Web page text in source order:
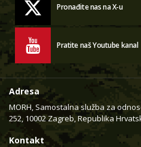
Pronađite nas na X-u
Pratite naš Youtube kanal
Adresa
MORH, Samostalna služba za
252, 10002 Zagreb, Republika
Kontakt